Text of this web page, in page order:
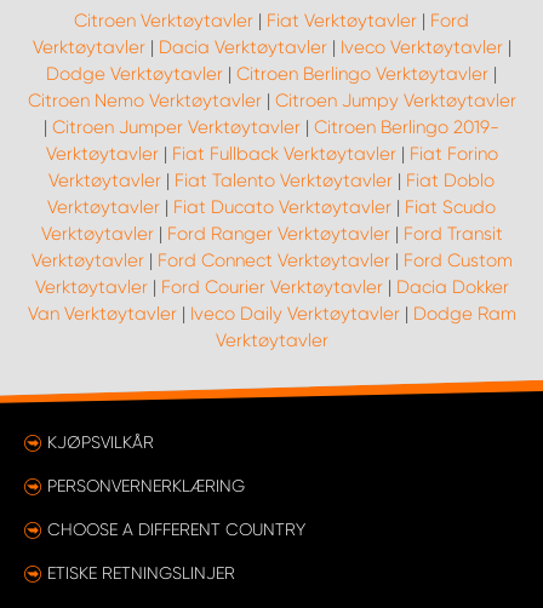
Citroen Verktøytavler | Fiat Verktøytavler | Ford
Verktøytavler| Dacia Verktøytavler| Iveco Verktøytavler|
Dodge Verktøytavler | Citroen Berlingo Verktøytavler |
Citroen Nemo Verktøytavler| Citroen Jumpy Verktøytavler
| Citroen Jumper Verktøytavler | Citroen Berlingo 2019-
Verktøytavler| Fiat Fullback Verktøytavler| Fiat Forino
Verktøytavler | Fiat Talento Verktøytavler | Fiat Doblo
Verktøytavler | Fiat Ducato Verktøytavler | Fiat Scudo
Verktøytavler| Ford Ranger Verktøytavler| Ford Transit
Verktøytavler| Ford Connect Verktøytavler| Ford Custom
Verktøytavler| Ford Courier Verktøytavler| Dacia Dokker
Van Verktøytavler| Iveco Daily Verktøytavler| Dodge Ram
Verktøytavler
KJØPSVILKÅR
PERSONVERNERKLÆRING
CHOOSE A DIFFERENT COUNTRY
ETISKE RETNINGSLINJER